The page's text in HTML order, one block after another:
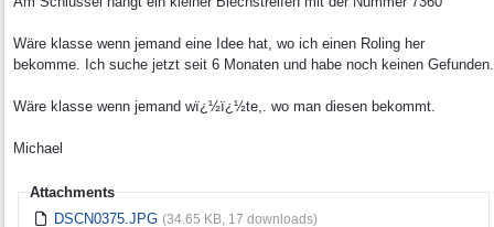
Wäre klasse wenn jemand eine Idee hat, wo ich einen Roling her
bekomme. Ich suche jetzt seit 6 Monaten und habe noch keinen Gefunden.
Wäre klasse wenn jemand wï¿½ï¿½te,. wo man diesen bekommt.
Michael
Attachments
DSCN0375.JPG (34.65 KB, 17 downloads)